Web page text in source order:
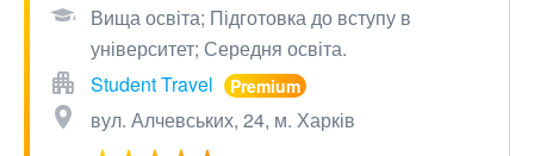
Вища освіта; Підготовка до вступу в
університет; Середня освіта.
Student Travel
вул. Алчевських, 24, м. Харків